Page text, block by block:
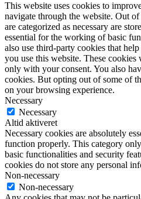
This website uses cookies to
navigate through the website. Out
are categorized as necessary are
essential for the working of basic
also use third-party cookies that
you use this website. These
only with your consent. You also
cookies. But opting out of some of
on your browsing experience.
Necessary
Necessary
Altid aktiveret
Necessary cookies are absolutely
function properly. This category
basic functionalities and security
cookies do not store any personal
Non-necessary
Non-necessary